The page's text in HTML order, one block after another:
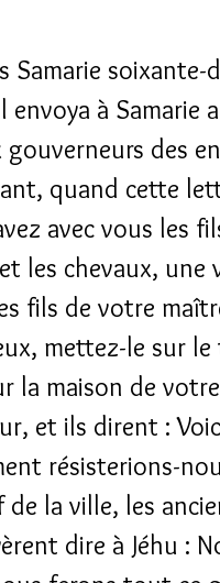
Samarie
à Samarie
gouverneurs des
quand cette
avec vous les
les chevaux,
fils de votre
mettez-le sur
la maison de
et ils dirent :
résisterions-
de la ville, les
dire à Jéhu :